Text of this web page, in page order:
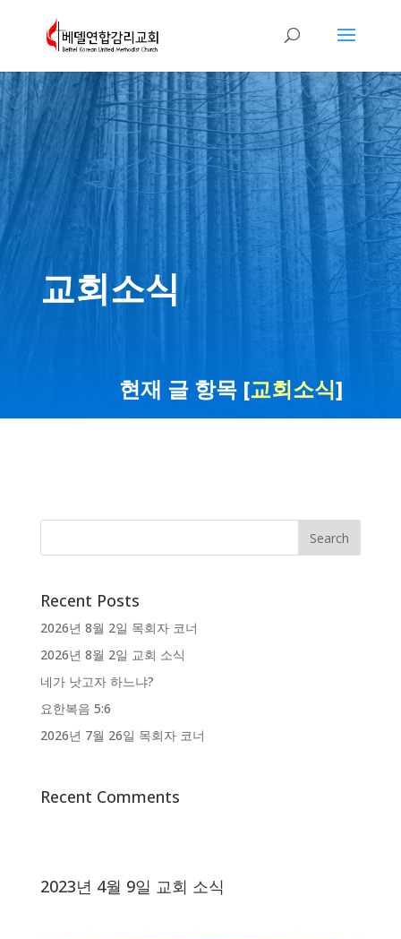
교회소식
현재 글 항목 [교회소식]
Recent Posts
2026년 8월 2일 목회자 코너
2026년 8월 2일 교회 소식
네가 낫고자 하느냐?
요한복음 5:6
2026년 7월 26일 목회자 코너
Recent Comments
2023년 4월 9일 교회 소식